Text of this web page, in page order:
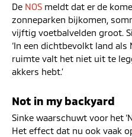
De NOS meldt dat er de
zonneparken bijkomen,
vijftig voetbalvelden groot.
‘In een dichtbevolkt land
ruimte valt het niet uit te
akkers hebt.’
Not in my backyard
Sinke waarschuwt voor het
Het effect dat nu ook vaak